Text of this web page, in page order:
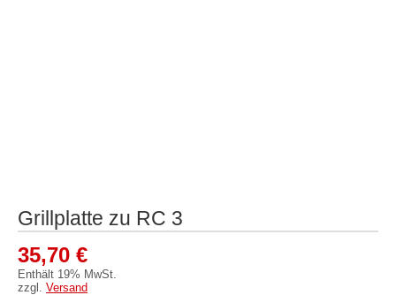
Grillplatte zu RC 3
35,70 €
Enthält 19% MwSt.
zzgl. Versand